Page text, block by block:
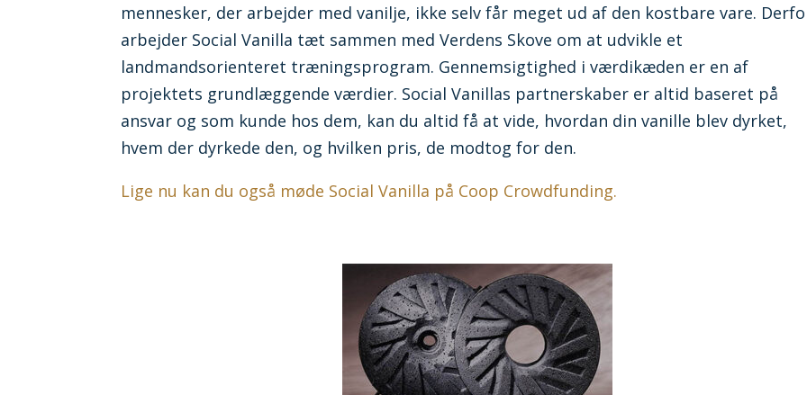
mennesker, der arbejder med vanilje, ikke selv får meget ud af den kostbare vare.
arbejder Social Vanilla tæt sammen med Verdens Skove om at udvikle et
landmandsorienteret træningsprogram. Gennemsigtighed i værdikæden er en af ​
projektets grundlæggende værdier. Social Vanillas partnerskaber er altid baseret på
ansvar og som kunde hos dem, kan du altid få at vide, hvordan din vanille blev dyrket,
hvem der dyrkede den, og hvilken pris, de modtog for den.
Lige nu kan du også møde Social Vanilla på Coop Crowdfunding.